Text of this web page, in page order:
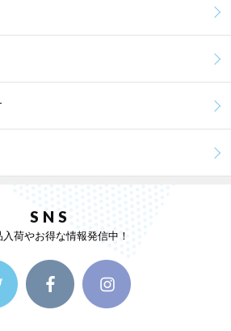
SNS
入荷やお得な情報発信中！